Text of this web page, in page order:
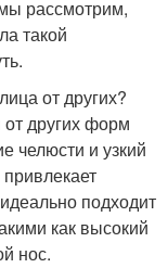
рассмотрим,
такой
от других?
других форм
челюсти и узкий
подходит
как высокий
нос.